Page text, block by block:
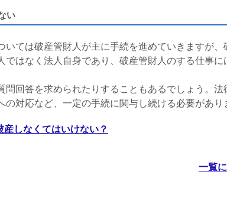
い
いては破産管財人が主に手続を進めていきますが
ではなく法人自身であり、破産管財人のする仕事に
問回答を求められたりすることもあるでしょう。
対応など、一定の手続に関与し続ける必要があり
しなくてはいけない？
一覧